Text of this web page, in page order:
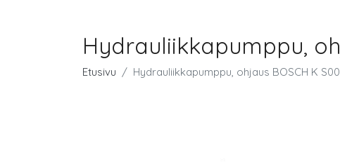
Hydrauliikkapumppu,
Etusivu Hydrauliikkapumppu, ohjaus BOSCH K